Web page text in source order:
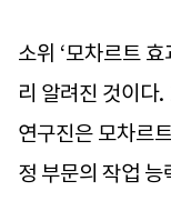
소위 ‘모차르트
리 알려진 것이다
연구진은 모차르
정 부문의 작업